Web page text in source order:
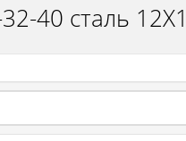
40 сталь